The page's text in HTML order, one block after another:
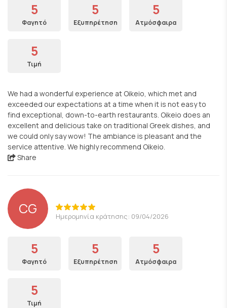
5
Φαγητό
5
Εξυπηρέτηση
5
Ατμόσφαιρα
5
Τιμή
We had a wonderful experience at Oikeio, which met and
exceeded our expectations at a time when it is not easy to
find exceptional, down-to-earth restaurants. Oikeio does an
excellent and delicious take on traditional Greek dishes, and
we could only say wow! The ambiance is pleasant and the
service attentive. We highly recommend Oikeio.
Share
CG Ημερομηνία κράτησης: 09/04/2026
5
Φαγητό
5
Εξυπηρέτηση
5
Ατμόσφαιρα
5
Τιμή